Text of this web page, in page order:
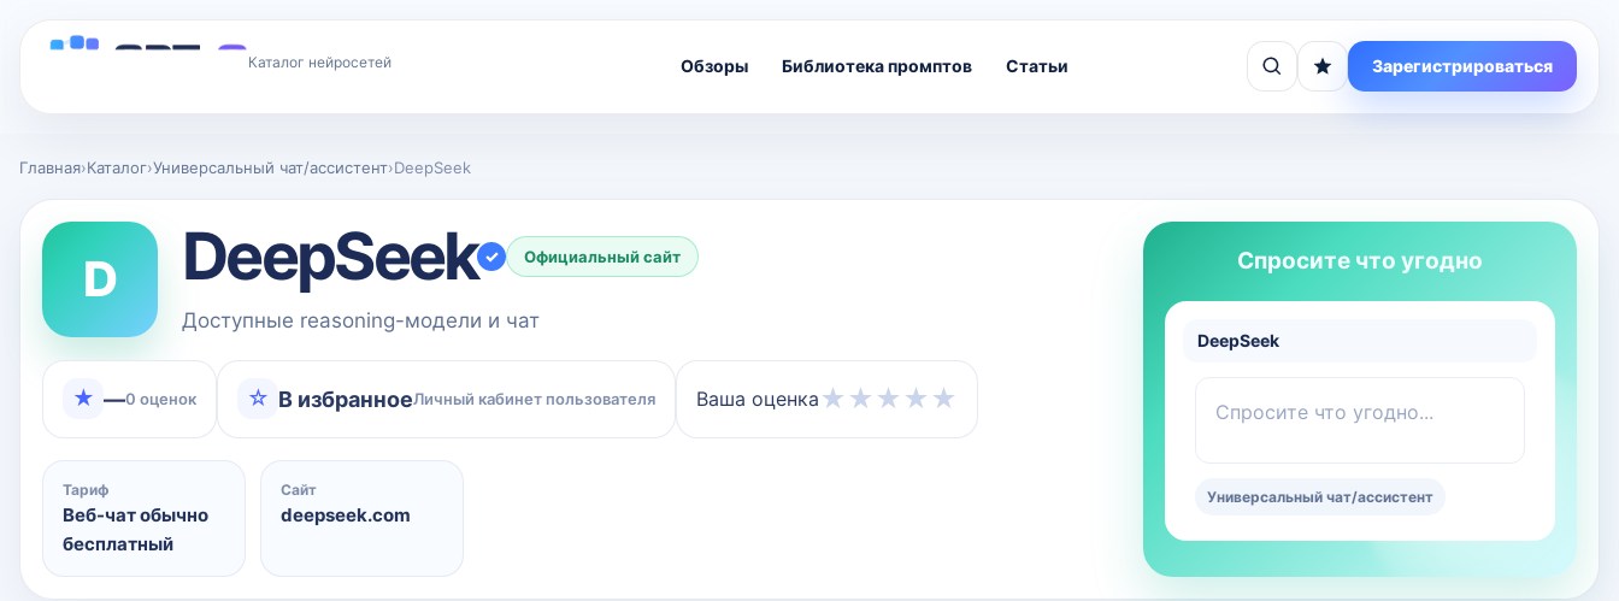
Каталог нейросетей Обзоры Библиотека промптов Статьи Зарегистрироваться
Главная›Каталог›Универсальный чат/ассистент›DeepSeek
D DeepSeek ✓ Официальный сайт
Доступные reasoning-модели и чат
★ —0 оценок ☆ В избранноеЛичный кабинет пользователя Ваша оценка ★ ★ ★ ★ ★
Тариф
Веб-чат обычно
бесплатный
Сайт
deepseek.com
Спросите что угодно
DeepSeek
Спросите что угодно...
Универсальный чат/ассистент